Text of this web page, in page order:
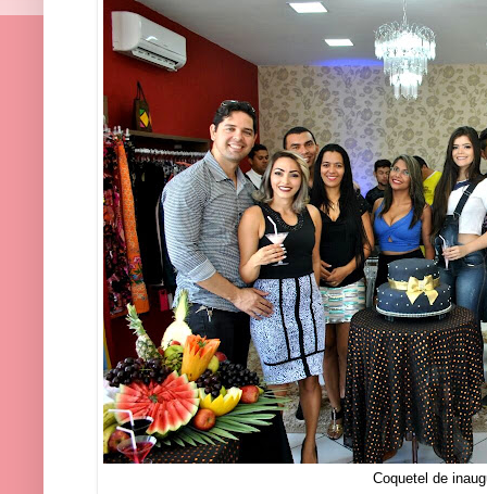
Coquetel de